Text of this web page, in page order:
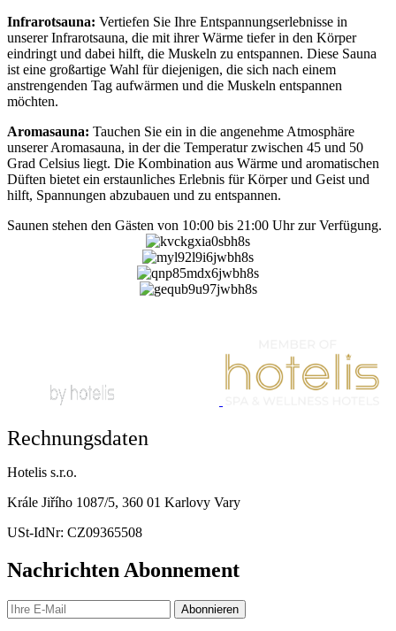
Infrarotsauna: Vertiefen Sie Ihre Entspannungserlebnisse in
unserer Infrarotsauna, die mit ihrer Wärme tiefer in den Körper
eindringt und dabei hilft, die Muskeln zu entspannen. Diese Sauna
ist eine großartige Wahl für diejenigen, die sich nach einem
anstrengenden Tag aufwärmen und die Muskeln entspannen
möchten.
Aromasauna: Tauchen Sie ein in die angenehme Atmosphäre
unserer Aromasauna, in der die Temperatur zwischen 45 und 50
Grad Celsius liegt. Die Kombination aus Wärme und aromatischen
Düften bietet ein erstaunliches Erlebnis für Körper und Geist und
hilft, Spannungen abzubauen und zu entspannen.
Saunen stehen den Gästen von 10:00 bis 21:00 Uhr zur Verfügung.
Rechnungsdaten
Hotelis s.r.o.
Krále Jiřího 1087/5, 360 01 Karlovy Vary
USt-IdNr: CZ09365508
Nachrichten Abonnement
Abonnieren